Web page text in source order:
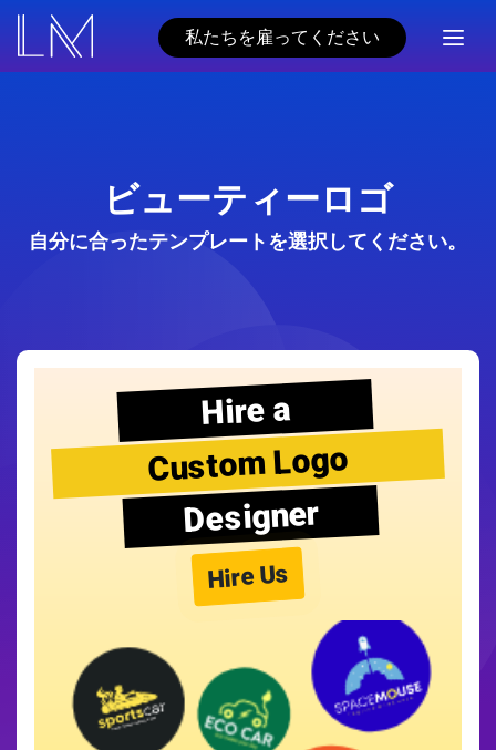
私たちを雇ってください
ビューティーロゴ
自分に合ったテンプレートを選択してください。
Hire a
Custom Logo
Designer
Hire Us